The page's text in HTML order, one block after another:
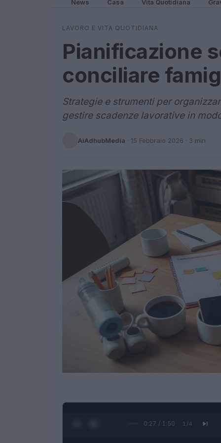
News Casa Vita Quotidiana
LAVORO E VITA QUOTIDIANA
Pianificazione
conciliare
Strategie e strumenti per
gestire scadenze lavorative in
AiAdhubMedia · 15 Febbraio 2026 · 3 min
0:28 / 1:50 1 /4